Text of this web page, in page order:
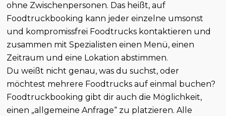
ohne Zwischenpersonen. Das heißt, auf
Foodtruckbooking kann jeder einzelne umsonst
und kompromissfrei Foodtrucks kontaktieren und
zusammen mit Spezialisten einen Menü, einen
Zeitraum und eine Lokation abstimmen.
Du weißt nicht genau, was du suchst, oder
möchtest mehrere Foodtrucks auf einmal buchen?
Foodtruckbooking gibt dir auch die Möglichkeit,
einen „allgemeine Anfrage“ zu platzieren. Alle